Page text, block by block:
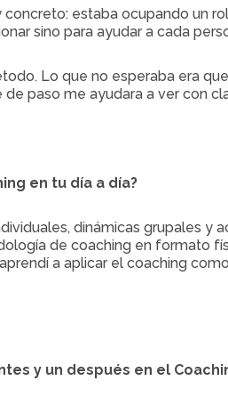
estaba ocupando un
sino para ayudar a cada
Lo que no esperaba era
paso me ayudara a ver con
en tu día a día?
dinámicas grupales
de coaching en formato
a aplicar el coaching
y un después en el